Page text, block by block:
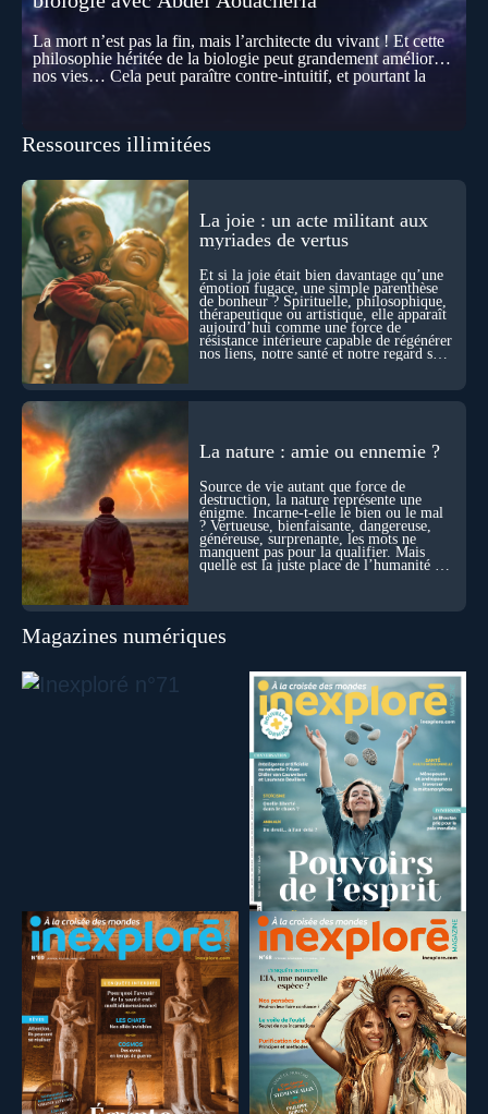
La mort n’est pas la fin, mais l’architecte du vivant ! Et cette
philosophie héritée de la biologie peut grandement améliorer
nos vies… Cela peut paraître contre-intuitif, et pourtant la
se construisent grâce à des milliers de morts cellulaires
effacements nécessaires façonnent la vie elle-même. À toutes
les échelles, la mort apparaît moins comme une rupture que
comme une logique active du vivant. Alors, la biologie peut-
elle transformer notre manière de penser la mort ? Existe-t-il
des ponts avec nos intuitions métaphysiques sur le cycle de
l’âme ? Nous en parlons avec Abdel Aouacheria, docteur en
biochimie et spécialiste de la mort cellulaire.
Ressources illimitées
La joie : un acte militant aux
myriades de vertus
Et si la joie était bien davantage qu’une
émotion fugace, une simple parenthèse
de bonheur ? Spirituelle, philosophique,
thérapeutique ou artistique, elle apparaît
aujourd’hui comme une force de
résistance intérieure capable de régénérer
nos liens, notre santé et notre regard sur
La nature : amie ou ennemie ?
Source de vie autant que force de
destruction, la nature représente une
énigme. Incarne-t-elle le bien ou le mal
? Vertueuse, bienfaisante, dangereuse,
généreuse, surprenante, les mots ne
manquent pas pour la qualifier. Mais
quelle est la juste place de l’humanité au
Magazines numériques